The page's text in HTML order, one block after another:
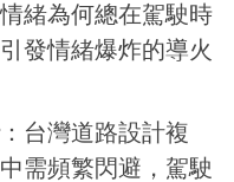
緒為何總在駕駛時
發情緒爆炸的導火
：台灣道路設計複
需頻繁閃避，駕駛